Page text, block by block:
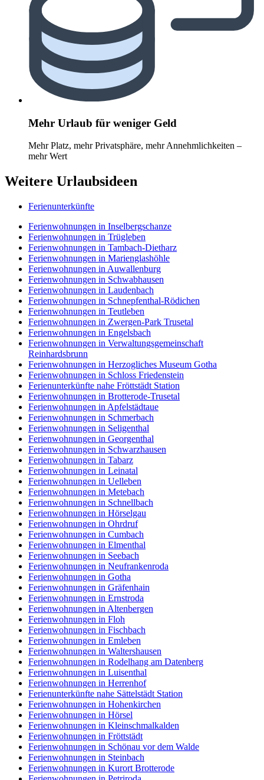
Mehr Urlaub für weniger Geld
Mehr Platz, mehr Privatsphäre, mehr Annehmlichkeiten –
mehr Wert
Weitere Urlaubsideen
Ferienunterkünfte
Ferienwohnungen in Inselbergschanze
Ferienwohnungen in Trügleben
Ferienwohnungen in Tambach-Dietharz
Ferienwohnungen in Marienglashöhle
Ferienwohnungen in Auwallenburg
Ferienwohnungen in Schwabhausen
Ferienwohnungen in Laudenbach
Ferienwohnungen in Schnepfenthal-Rödichen
Ferienwohnungen in Teutleben
Ferienwohnungen in Zwergen-Park Trusetal
Ferienwohnungen in Engelsbach
Ferienwohnungen in Verwaltungsgemeinschaft
Reinhardsbrunn
Ferienwohnungen in Herzogliches Museum Gotha
Ferienwohnungen in Schloss Friedenstein
Ferienunterkünfte nahe Fröttstädt Station
Ferienwohnungen in Brotterode-Trusetal
Ferienwohnungen in Apfelstädtaue
Ferienwohnungen in Schmerbach
Ferienwohnungen in Seligenthal
Ferienwohnungen in Georgenthal
Ferienwohnungen in Schwarzhausen
Ferienwohnungen in Tabarz
Ferienwohnungen in Leinatal
Ferienwohnungen in Uelleben
Ferienwohnungen in Metebach
Ferienwohnungen in Schnellbach
Ferienwohnungen in Hörselgau
Ferienwohnungen in Ohrdruf
Ferienwohnungen in Cumbach
Ferienwohnungen in Elmenthal
Ferienwohnungen in Seebach
Ferienwohnungen in Neufrankenroda
Ferienwohnungen in Gotha
Ferienwohnungen in Gräfenhain
Ferienwohnungen in Ernstroda
Ferienwohnungen in Altenbergen
Ferienwohnungen in Floh
Ferienwohnungen in Fischbach
Ferienwohnungen in Emleben
Ferienwohnungen in Waltershausen
Ferienwohnungen in Rodelhang am Datenberg
Ferienwohnungen in Luisenthal
Ferienwohnungen in Herrenhof
Ferienunterkünfte nahe Sättelstädt Station
Ferienwohnungen in Hohenkirchen
Ferienwohnungen in Hörsel
Ferienwohnungen in Kleinschmalkalden
Ferienwohnungen in Fröttstädt
Ferienwohnungen in Schönau vor dem Walde
Ferienwohnungen in Steinbach
Ferienwohnungen in Kurort Brotterode